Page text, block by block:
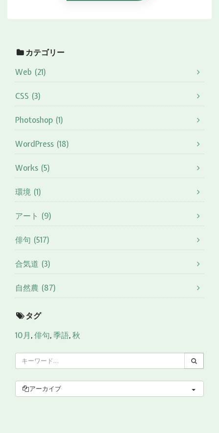
カテゴリー
Web (21)
CSS (3)
Photoshop (1)
WordPress (18)
Works (5)
環境 (1)
アート (9)
俳句 (517)
合気道 (3)
自然農 (87)
タグ
10月,俳句,季語,秋
アーカイブ